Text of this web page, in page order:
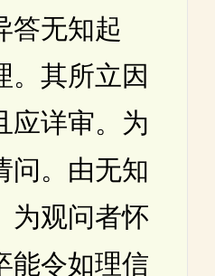
答无知起
。其所立因
应详审。为
问。由无知
为观问者怀
能令如理信